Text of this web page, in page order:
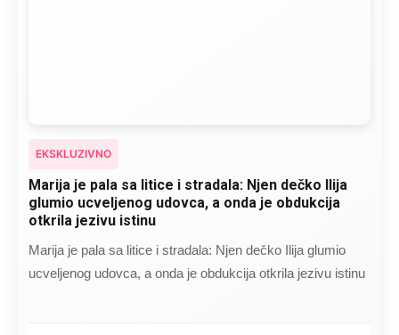
EKSKLUZIVNO
Marija je pala sa litice i stradala: Njen dečko Ilija
glumio ucveljenog udovca, a onda je obdukcija
otkrila jezivu istinu
Marija je pala sa litice i stradala: Njen dečko Ilija glumio
ucveljenog udovca, a onda je obdukcija otkrila jezivu istinu